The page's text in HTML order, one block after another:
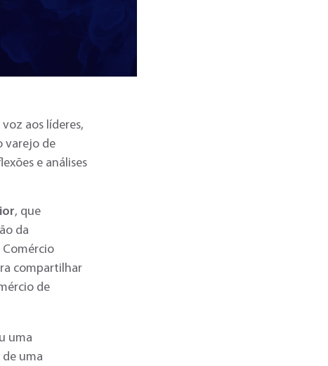
aos líderes,
varejo de
e análises
, que
da
Comércio
compartilhar
de
uma
de uma